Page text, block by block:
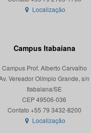
Localização
Campus Itabaiana
Campus Prof. Alberto Carvalho
Vereador Olímpio Grande, s/n
Itabaiana/SE
CEP 49506-036
Localização